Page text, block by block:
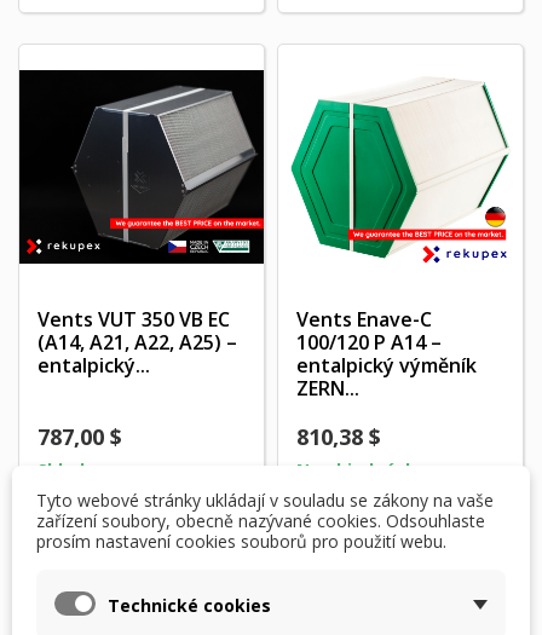
Vents VUT 350 VB EC
(A14, A21, A22, A25) –
entalpický...
787,00 $
Skladem
Přidat do košíku
Vents Enave-C
100/120 P A14 –
entalpický výměník
ZERN...
810,38 $
Na objednávku
Přidat do košíku
Tyto webové stránky ukládají v souladu se zákony na vaše
zařízení soubory, obecně nazývané cookies. Odsouhlaste
prosím nastavení cookies souborů pro použití webu.
Technické cookies